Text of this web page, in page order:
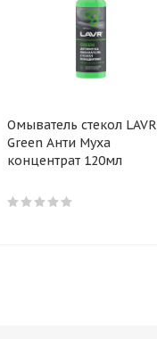
Омыватель стекол LAVR
Green Анти Муха
концентрат 120мл